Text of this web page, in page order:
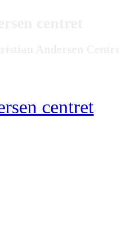
centret